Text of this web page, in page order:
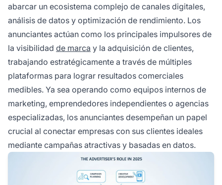
abarcar un ecosistema complejo de canales digitales,
análisis de datos y optimización de rendimiento. Los
anunciantes actúan como los principales impulsores de
la visibilidad de marca y la adquisición de clientes,
trabajando estratégicamente a través de múltiples
plataformas para lograr resultados comerciales
medibles. Ya sea operando como equipos internos de
marketing, emprendedores independientes o agencias
especializadas, los anunciantes desempeñan un papel
crucial al conectar empresas con sus clientes ideales
mediante campañas atractivas y basadas en datos.